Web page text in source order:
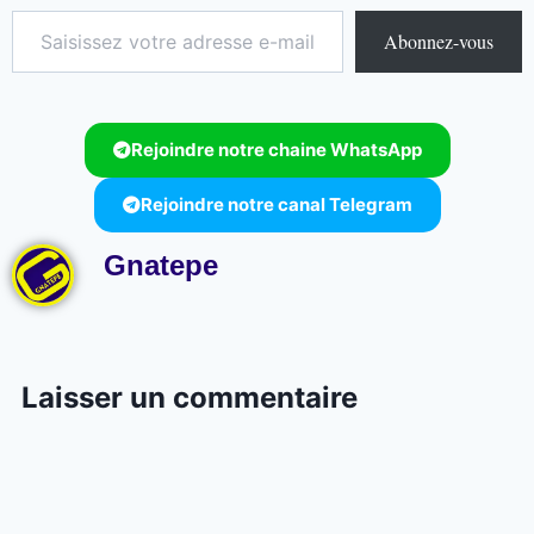
Abonnez-vous
Rejoindre notre chaine WhatsApp
Rejoindre notre canal Telegram
Gnatepe
Laisser un commentaire